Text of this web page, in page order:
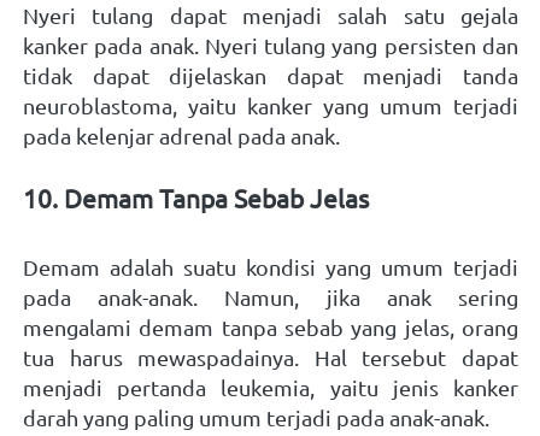
Nyeri tulang dapat menjadi salah satu gejala
kanker pada anak. Nyeri tulang yang persisten dan
tidak dapat dijelaskan dapat menjadi tanda
neuroblastoma, yaitu kanker yang umum terjadi
pada kelenjar adrenal pada anak.
10. Demam Tanpa Sebab Jelas
Demam adalah suatu kondisi yang umum terjadi
pada anak-anak. Namun, jika anak sering
mengalami demam tanpa sebab yang jelas, orang
tua harus mewaspadainya. Hal tersebut dapat
menjadi pertanda leukemia, yaitu jenis kanker
darah yang paling umum terjadi pada anak-anak.